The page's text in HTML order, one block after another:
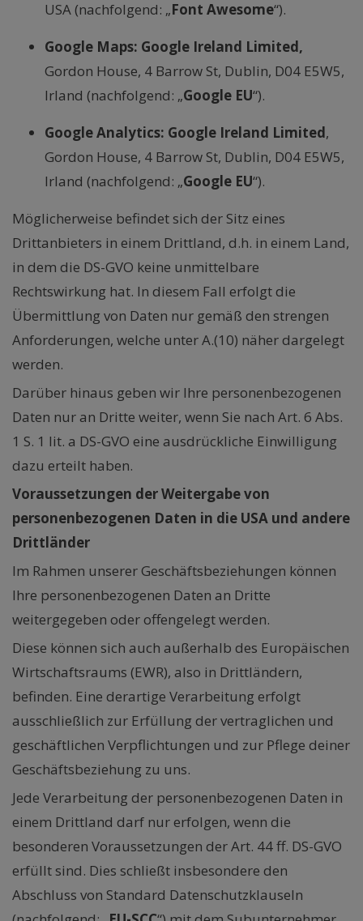
USA (nachfolgend: „Font Awesome“).
Google Maps: Google Ireland Limited,
Gordon House, 4 Barrow St, Dublin, D04 E5W5,
Irland (nachfolgend: „Google EU“).
Google Analytics: Google Ireland Limited,
Gordon House, 4 Barrow St, Dublin, D04 E5W5,
Irland (nachfolgend: „Google EU“).
Möglicherweise befindet sich der Sitz eines
Drittanbieters in einem Drittland, d.h. in einem Land,
in dem die DS-GVO keine unmittelbare
Rechtswirkung hat. In diesem Fall erfolgt die
Übermittlung von Daten nur gemäß den strengen
Anforderungen, welche unter A.(10) näher dargelegt
werden.
Darüber hinaus geben wir Ihre personenbezogenen
Daten nur an Dritte weiter, wenn Sie nach Art. 6 Abs.
1 S. 1 lit. a DS-GVO eine ausdrückliche Einwilligung
dazu erteilt haben.
Voraussetzungen der Weitergabe von
personenbezogenen Daten in die USA und andere
Drittländer
Im Rahmen unserer Geschäftsbeziehungen können
Ihre personenbezogenen Daten an Dritte
weitergegeben oder offengelegt werden.
Diese können sich auch außerhalb des Europäischen
Wirtschaftsraums (EWR), also in Drittländern,
befinden. Eine derartige Verarbeitung erfolgt
ausschließlich zur Erfüllung der vertraglichen und
geschäftlichen Verpflichtungen und zur Pflege deiner
Geschäftsbeziehung zu uns.
Jede Verarbeitung der personenbezogenen Daten in
einem Drittland darf nur erfolgen, wenn die
besonderen Voraussetzungen der Art. 44 ff. DS-GVO
erfüllt sind. Dies schließt insbesondere den
Abschluss von Standard Datenschutzklauseln